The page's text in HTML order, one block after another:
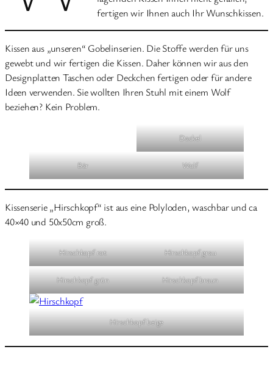
fertigen wir Ihnen auch Ihr Wunschkissen.
Kissen aus „unseren“ Gobelinserien. Die Stoffe werden für uns
gewebt und wir fertigen die Kissen. Daher können wir aus den
Designplatten Taschen oder Deckchen fertigen oder für andere
Ideen verwenden. Sie wollten Ihren Stuhl mit einem Wolf
beziehen? Kein Problem.
Dackel
Bär Wolf
Kissenserie „Hirschkopf“ ist aus eine Polyloden, waschbar und ca
40×40 und 50x50cm groß.
Hirschkopf rot Hirschkopf grau
Hirschkopf grün Hirschkopf braun
Hirschkopf beige